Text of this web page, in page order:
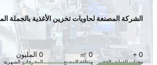
الشركة المصنعة لحاويات تخزين الأغذية بالجملة
معدات القولبة بالحقن
㎡
منطقة المصنع
المليون
المخرجات الشهرية
0